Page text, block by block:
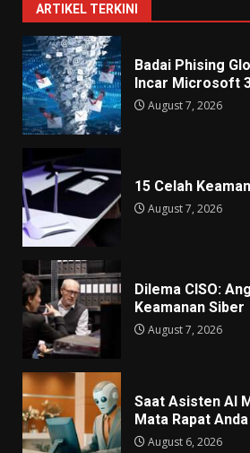
ARTIKEL TERKINI
Badai Phising
Incar Microsoft
August 7, 2026
15 Celah
August 7, 2026
Dilema CISO:
Keamanan Siber
August 7, 2026
Saat Asisten AI
Mata Rapat Anda
August 6, 2026